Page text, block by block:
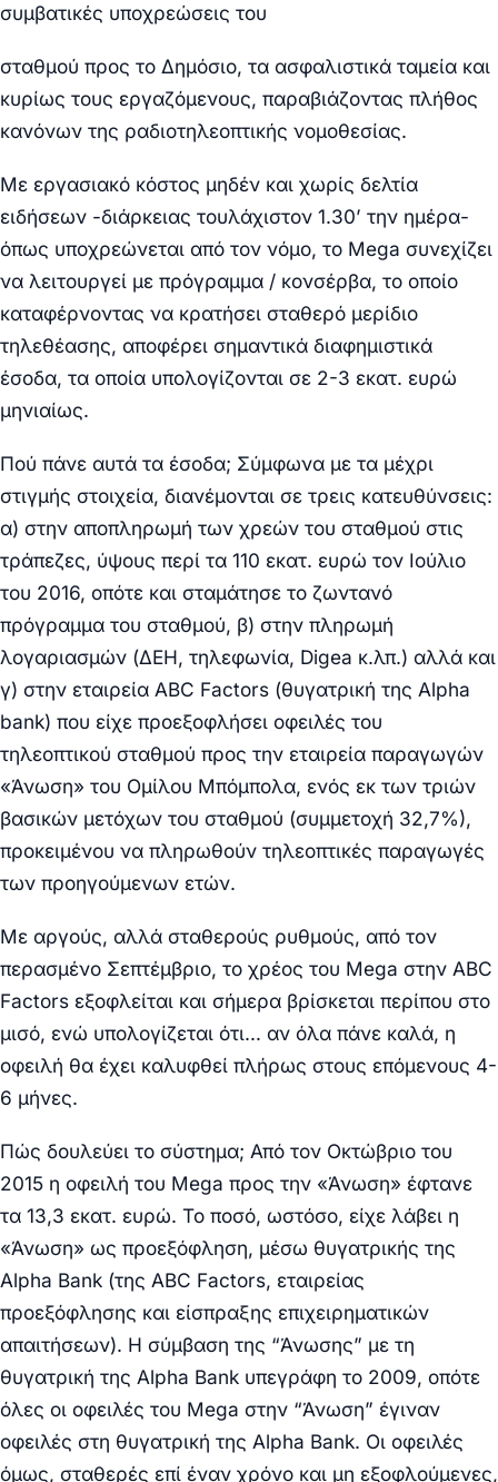
συμβατικές υποχρεώσεις του
σταθμού προς το Δημόσιο, τα ασφαλιστικά ταμεία και
κυρίως τους εργαζόμενους, παραβιάζοντας πλήθος
κανόνων της ραδιοτηλεοπτικής νομοθεσίας.
Με εργασιακό κόστος μηδέν και χωρίς δελτία
ειδήσεων -διάρκειας τουλάχιστον 1.30’ την ημέρα-
όπως υποχρεώνεται από τον νόμο, το Mega συνεχίζει
να λειτουργεί με πρόγραμμα / κονσέρβα, το οποίο
καταφέρνοντας να κρατήσει σταθερό μερίδιο
τηλεθέασης, αποφέρει σημαντικά διαφημιστικά
έσοδα, τα οποία υπολογίζονται σε 2-3 εκατ. ευρώ
μηνιαίως.
Πού πάνε αυτά τα έσοδα; Σύμφωνα με τα μέχρι
στιγμής στοιχεία, διανέμονται σε τρεις κατευθύνσεις:
α) στην αποπληρωμή των χρεών του σταθμού στις
τράπεζες, ύψους περί τα 110 εκατ. ευρώ τον Ιούλιο
του 2016, οπότε και σταμάτησε το ζωντανό
πρόγραμμα του σταθμού, β) στην πληρωμή
λογαριασμών (ΔΕΗ, τηλεφωνία, Digea κ.λπ.) αλλά και
γ) στην εταιρεία ABC Factors (θυγατρική της Alpha
bank) που είχε προεξοφλήσει οφειλές του
τηλεοπτικού σταθμού προς την εταιρεία παραγωγών
«Άνωση» του Ομίλου Μπόμπολα, ενός εκ των τριών
βασικών μετόχων του σταθμού (συμμετοχή 32,7%),
προκειμένου να πληρωθούν τηλεοπτικές παραγωγές
των προηγούμενων ετών.
Με αργούς, αλλά σταθερούς ρυθμούς, από τον
περασμένο Σεπτέμβριο, το χρέος του Mega στην ABC
Factors εξοφλείται και σήμερα βρίσκεται περίπου στο
μισό, ενώ υπολογίζεται ότι… αν όλα πάνε καλά, η
οφειλή θα έχει καλυφθεί πλήρως στους επόμενους 4-
6 μήνες.
Πώς δουλεύει το σύστημα; Από τον Οκτώβριο του
2015 η οφειλή του Mega προς την «Άνωση» έφτανε
τα 13,3 εκατ. ευρώ. Το ποσό, ωστόσο, είχε λάβει η
«Άνωση» ως προεξόφληση, μέσω θυγατρικής της
Alpha Bank (της ABC Factors, εταιρείας
προεξόφλησης και είσπραξης επιχειρηματικών
απαιτήσεων). Η σύμβαση της “Άνωσης” με τη
θυγατρική της Alpha Bank υπεγράφη το 2009, οπότε
όλες οι οφειλές του Mega στην “Άνωση” έγιναν
οφειλές στη θυγατρική της Alpha Bank. Οι οφειλές
όμως, σταθερές επί έναν χρόνο και μη εξοφλούμενες,